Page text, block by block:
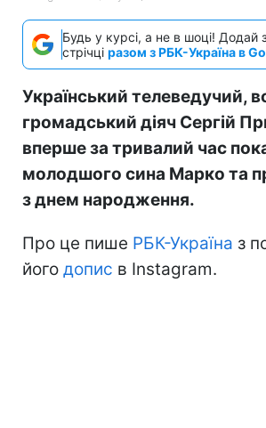
Будь у курсі, а не в шоці! Додай
стрічці разом з РБК-Україна в
Український телеведучий,
громадський діяч Сергій
вперше за тривалий час
молодшого сина Марко та
з днем народження.
Про це пише РБК-Україна з
його допис в Instagram.